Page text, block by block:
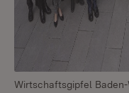
Wirtschaftsgipfel